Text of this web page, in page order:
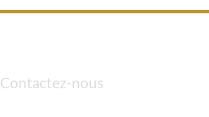
Contactez-nous